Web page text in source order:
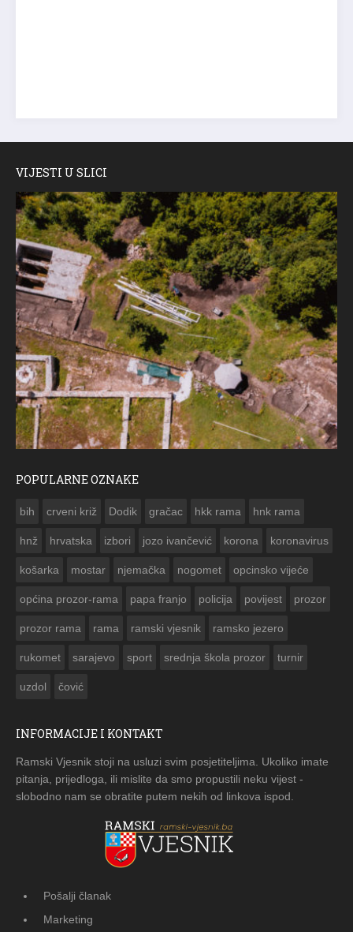
VIJESTI U SLICI
POPULARNE OZNAKE
bih crveni križ Dodik gračac hkk rama hnk rama
hnž hrvatska izbori jozo ivančević korona koronavirus
košarka mostar njemačka nogomet opcinsko vijeće
općina prozor-rama papa franjo policija povijest prozor
prozor rama rama ramski vjesnik ramsko jezero
rukomet sarajevo sport srednja škola prozor turnir
uzdol čović
INFORMACIJE I KONTAKT
Ramski Vjesnik stoji na usluzi svim posjetiteljima. Ukoliko imate
pitanja, prijedloga, ili mislite da smo propustili neku vijest -
slobodno nam se obratite putem nekih od linkova ispod.
Pošalji članak
Marketing